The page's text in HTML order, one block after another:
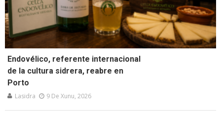
Endovélico, referente internacional
de la cultura sidrera, reabre en
Porto
Lasidra 9 De Xunu, 2026